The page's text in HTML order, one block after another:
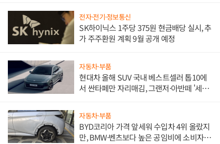
전자·전기·정보통신
SK하이닉스 1주당 375원 현금배당 실시, 추
가 주주환원 계획 9월 공개 예정
자동차·부품
현대차 올해 SUV 국내 베스트셀러 톱10에
서 싼타페만 자리매김, 그랜저·아반떼 '세단
자동차·부품
BYD코리아 가격 앞세워 수입차 4위 올랐지
만, BMW·벤츠보다 높은 공임비에 소비자